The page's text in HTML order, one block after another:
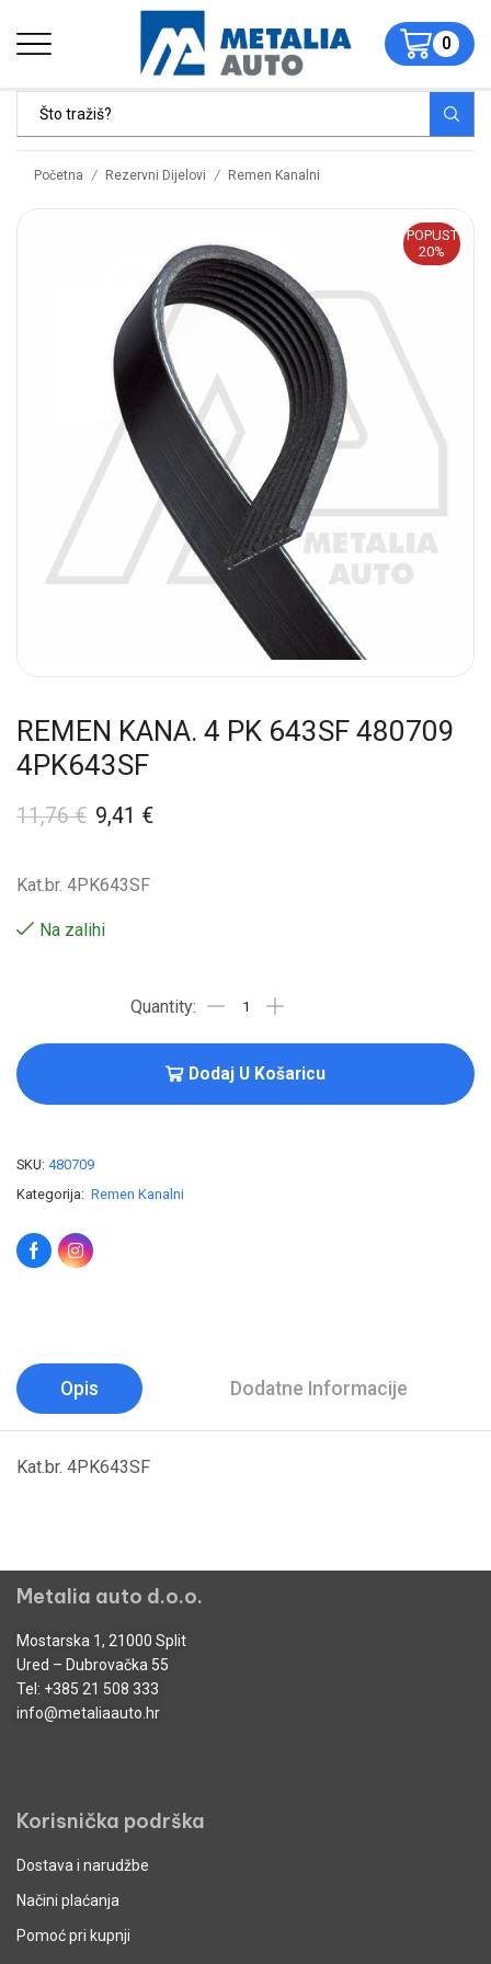
0
Početna / Rezervni Dijelovi / Remen Kanalni
POPUST
20%
REMEN KANA. 4 PK 643SF 480709
4PK643SF
11,76€ 9,41 €
Kat.br. 4PK643SF
Na zalihi
Dodaj U Košaricu
SKU: 480709
Kategorija: Remen Kanalni
Opis Dodatne Informacije
Kat.br. 4PK643SF
Metalia auto d.o.o.
Mostarska 1, 21000 Split
Ured – Dubrovačka 55
Tel: +385 21 508 333
info@metaliaauto.hr
Korisnička podrška
Dostava i narudžbe
Načini plaćanja
Pomoć pri kupnji